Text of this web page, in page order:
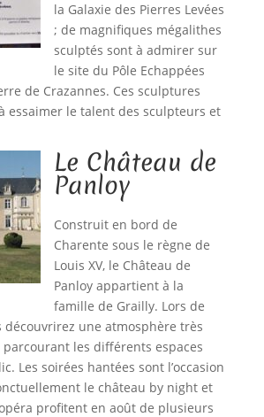
la Galaxie des Pierres Levées
; de magnifiques mégalithes
sculptés sont à admirer sur
le site du Pôle Echappées
de Crazannes. Ces sculptures
essaimer le talent des sculpteurs et
Le Château de
Panloy
Construit en bord de
Charente sous le règne de
Louis XV, le Château de
Panloy appartient à la
famille de Grailly. Lors de
découvrirez une atmosphère très
les différents espaces
Les soirées hantées sont l’occasion
le château by night et
profitent en août de plusieurs